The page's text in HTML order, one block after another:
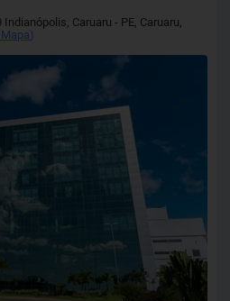
Indianópolis, Caruaru - PE, Caruaru,
)